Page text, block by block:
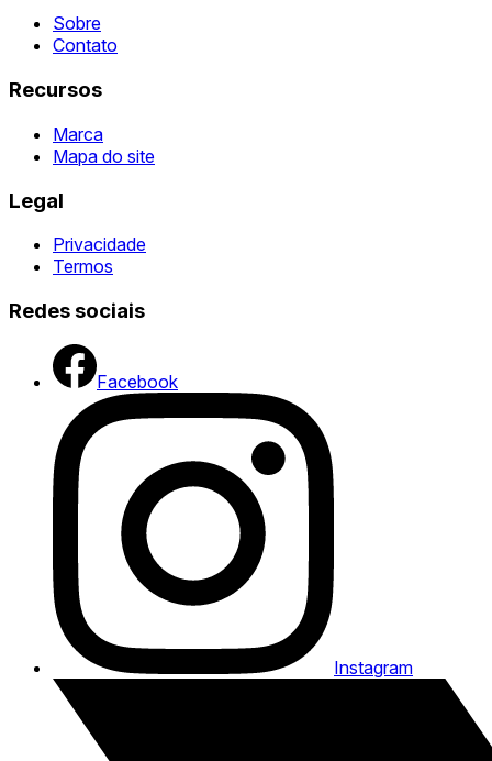
Sobre
Contato
Recursos
Marca
Mapa do site
Legal
Privacidade
Termos
Redes sociais
Facebook
Instagram